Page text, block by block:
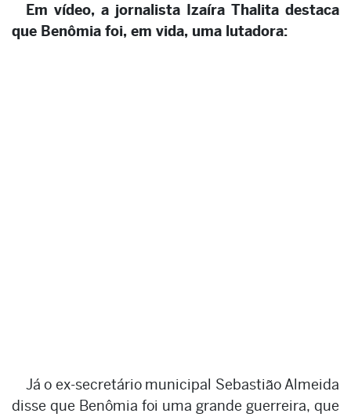
Em vídeo, a jornalista Izaíra Thalita destaca
que Benômia foi, em vida, uma lutadora:
Já o ex-secretário municipal Sebastião Almeida
disse que Benômia foi uma grande guerreira, que